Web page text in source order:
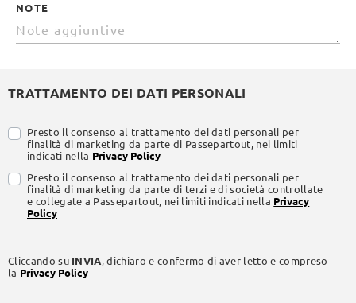
NOTE
TRATTAMENTO DEI DATI PERSONALI
Presto il consenso al trattamento dei dati personali per
finalità di marketing da parte di Passepartout, nei limiti
indicati nella Privacy Policy
Presto il consenso al trattamento dei dati personali per
finalità di marketing da parte di terzi e di società controllate
e collegate a Passepartout, nei limiti indicati nella Privacy
Policy
Cliccando su INVIA, dichiaro e confermo di aver letto e compreso
la Privacy Policy